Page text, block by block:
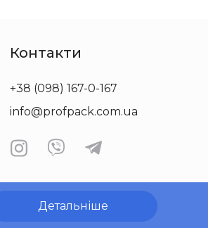
Контакти
+38 (098) 167-0-167
info@profpack.com.ua
Детальніше